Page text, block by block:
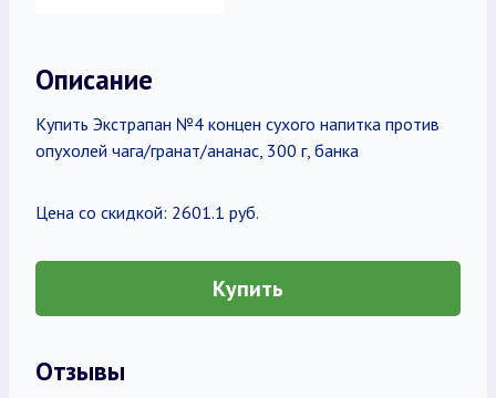
Описание
Купить Экстрапан №4 концен сухого напитка против
опухолей чага/гранат/ананас, 300 г, банка
Цена со скидкой: 2601.1 руб.
Купить
Отзывы